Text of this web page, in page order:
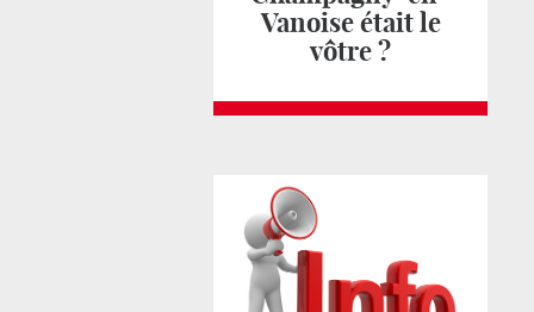
Vanoise était le
vôtre ?